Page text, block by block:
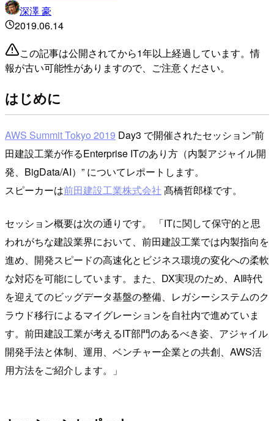
深澤 豪
2019.06.14
この記事は公開されてから1年以上経過しています。情
報が古い可能性がありますので、ご注意ください。
はじめに
AWS Summit Tokyo 2019 Day3 で開催されたセッション”前
田建設工業が作るEnterprise ITのあり方（内製アジャイル開
発、BigData/AI）” についてレポートします。
スピーカーは前田建設工業株式会社 髙橋哲郎様です。
セッション概要は次の通りです。
ITに関して保守的と思
われがちな建設業界において、前田建設工業では内製指向を
進め、開発スピードの高速化とビジネス環境の変化への柔軟
な対応を可能にしています。また、DX実現のため、AI時代
を迎えてのビッグデータ基盤の整備、レガシーシステムのク
ラウド移行によるマイグレーションを自社内で進めていま
す。前田建設工業が考えるIT部門のあるべき姿、アジャイル
開発手法と体制、運用、ベンチャー企業との共創、AWS活
用方法をご紹介します。